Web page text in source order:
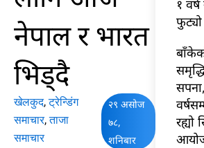
नेपाल र भारत
भिड्दै
खेलकुद,ट्रेन्डिंग
समाचार,ताजा
समाचार
२९ असोज
७८,
शनिबार
१
फुट्यो
रह्यो